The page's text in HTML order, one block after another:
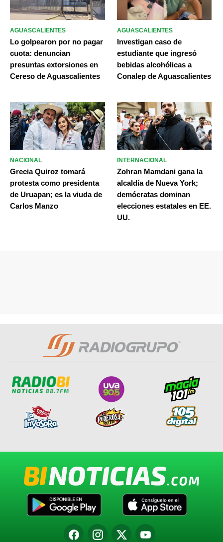
AGUASCALIENTES
Lo golpearon por no pagar
cuota: denuncian
presuntas extorsiones en
Cereso de Aguascalientes
AGUASCALIENTES
Investigan caso de
estudiante que ingresó
bebidas alcohólicas a
Conalep de Aguascalientes
NACIONAL
Grecia Quiroz tomará
protesta como presidenta
de Uruapan; es la viuda de
Carlos Manzo
INTERNACIONAL
Zohran Mamdani gana la
alcaldía de Nueva York;
demócratas dominan
elecciones estatales en EE.
UU.